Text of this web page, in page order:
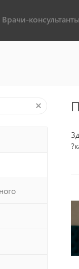
Врачи-консультанты